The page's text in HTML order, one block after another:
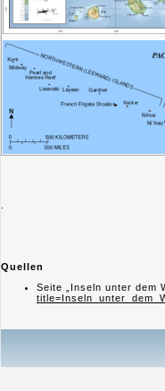
Quellen
Seite „Inseln unter dem